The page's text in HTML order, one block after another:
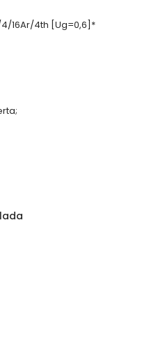
16Ar/4th [Ug=0,6]*